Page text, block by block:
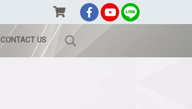
CONTACT US